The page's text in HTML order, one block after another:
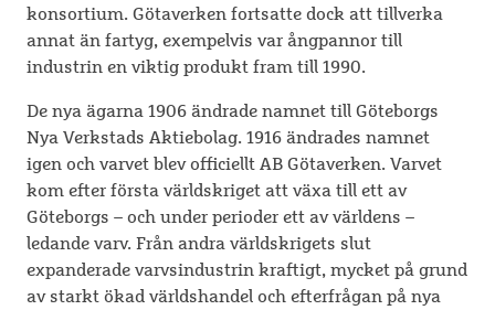
konsortium. Götaverken fortsatte dock att tillverka
annat än fartyg, exempelvis var ångpannor till
industrin en viktig produkt fram till 1990.
De nya ägarna 1906 ändrade namnet till Göteborgs
Nya Verkstads Aktiebolag. 1916 ändrades namnet
igen och varvet blev officiellt AB Götaverken. Varvet
kom efter första världskriget att växa till ett av
Göteborgs – och under perioder ett av världens –
ledande varv. Från andra världskrigets slut
expanderade varvsindustrin kraftigt, mycket på grund
av starkt ökad världshandel och efterfrågan på nya